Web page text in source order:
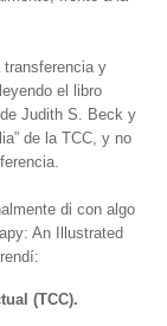
y
el libro
Judith S. Beck y
de la TCC, y no
di con algo
An Illustrated
(TCC).